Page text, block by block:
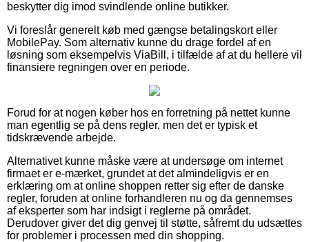
beskytter dig imod svindlende online butikker.
Vi foreslår generelt køb med gængse betalingskort eller
MobilePay. Som alternativ kunne du drage fordel af en
løsning som eksempelvis ViaBill, i tilfælde af at du hellere vil
finansiere regningen over en periode.
Forud for at nogen køber hos en forretning på nettet kunne
man egentlig se på dens regler, men det er typisk et
tidskrævende arbejde.
Alternativet kunne måske være at undersøge om internet
firmaet er e-mærket, grundet at det almindeligvis er en
erklæring om at online shoppen retter sig efter de danske
regler, foruden at online forhandleren nu og da gennemses
af eksperter som har indsigt i reglerne på området.
Derudover giver det dig genvej til støtte, såfremt du udsættes
for problemer i processen med din shopping.